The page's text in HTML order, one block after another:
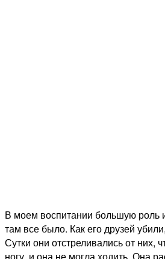
В моем воспитании большую роль
там все было. Как его друзей
Сутки они отстреливались от
ногу, и она не могла ходить. Она